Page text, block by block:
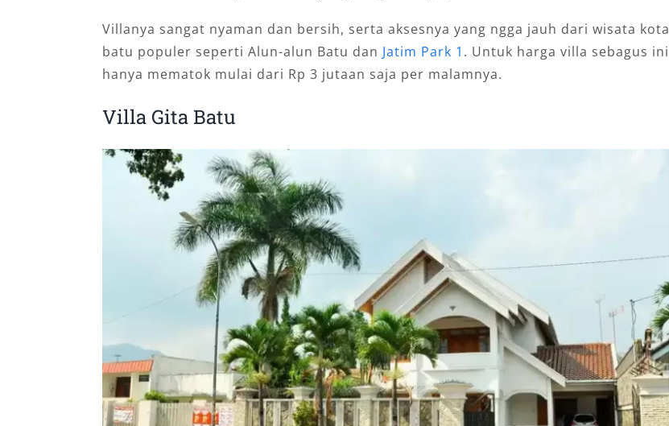
Villanya sangat nyaman dan bersih, serta aksesnya yang ngga jauh dari wisata kota
batu populer seperti Alun-alun Batu dan Jatim Park 1 . Untuk harga villa sebagus ini
hanya mematok mulai dari Rp 3 jutaan saja per malamnya.
Villa Gita Batu